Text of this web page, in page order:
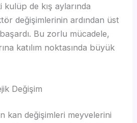
de kış aylarında
değişimlerinin ardından üst
Bu zorlu mücadele,
katılım noktasında büyük
Değişim
kan değişimleri meyvelerini